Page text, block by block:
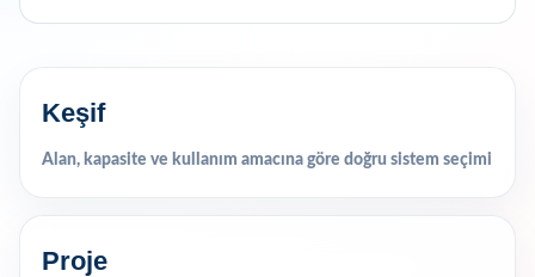
Keşif
Alan, kapasite ve kullanım amacına göre doğru sistem seçimi
Proje